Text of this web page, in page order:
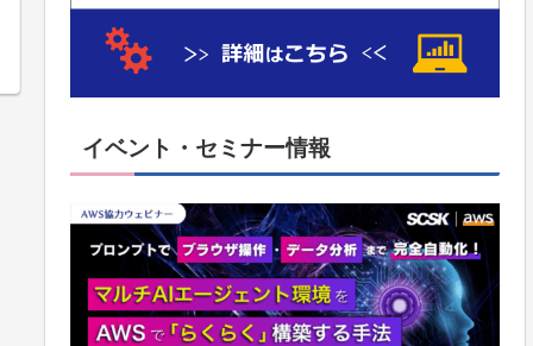
イベント・セミナー情報